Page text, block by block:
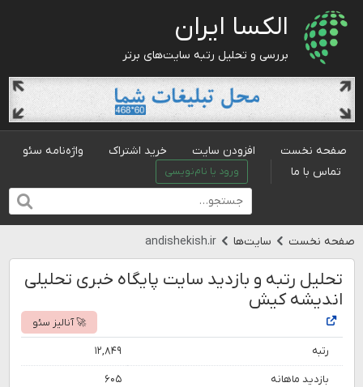
الکسا ایران
بررسی و تحلیل رتبه سایت‌های برتر
صفحه نخست افزودن سایت خرید اشتراک
واژه‌نامه سئو
تماس با ما
ورود یا نام‌نویسی
صفحه نخست سایت‌ها andishekish.ir
تحلیل رتبه و بازدید سایت پایگاه خبری تحلیلی
اندیشه کیش
🚀 آنالیز سئو
رتبه ۱۲,۸۴۹
بازدید ماهانه ۶۰۵